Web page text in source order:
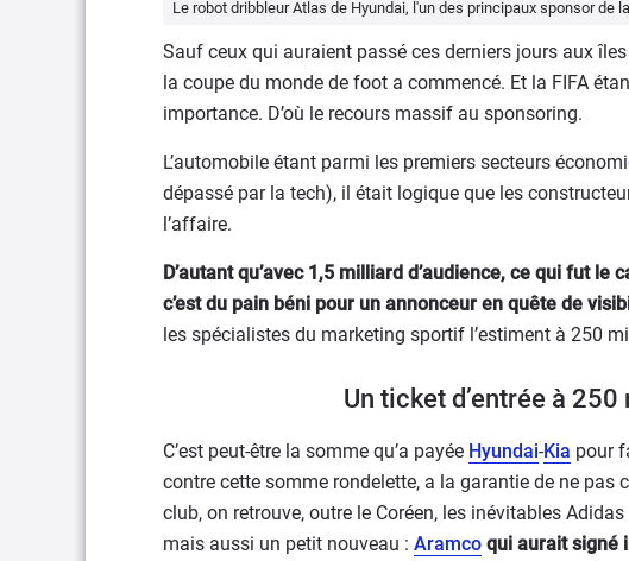
Le robot dribbleur Atlas de Hyundai, l'un des principaux sponsor de
Sauf ceux qui auraient passé ces derniers jours aux
la coupe du monde de foot a commencé. Et la FIFA
importance. D’où le recours massif au sponsoring.
L’automobile étant parmi les premiers secteurs
dépassé par la tech), il était logique que les
l’affaire.
D’autant qu’avec 1,5 milliard d’audience, ce qui fut
c’est du pain béni pour un annonceur en quête de
les spécialistes du marketing sportif l’estiment à 250
Un ticket d’entrée à
C’est peut-être la somme qu’a payée Hyundai-Kia pour
contre cette somme rondelette, a la garantie de ne pas
club, on retrouve, outre le Coréen, les inévitables
mais aussi un petit nouveau : Aramco qui aurait signé